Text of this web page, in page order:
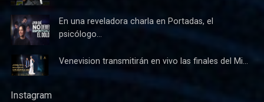
En una reveladora charla en Portadas, el
psicólogo...
Venevision transmitirán en vivo las finales del Mi...
Instagram